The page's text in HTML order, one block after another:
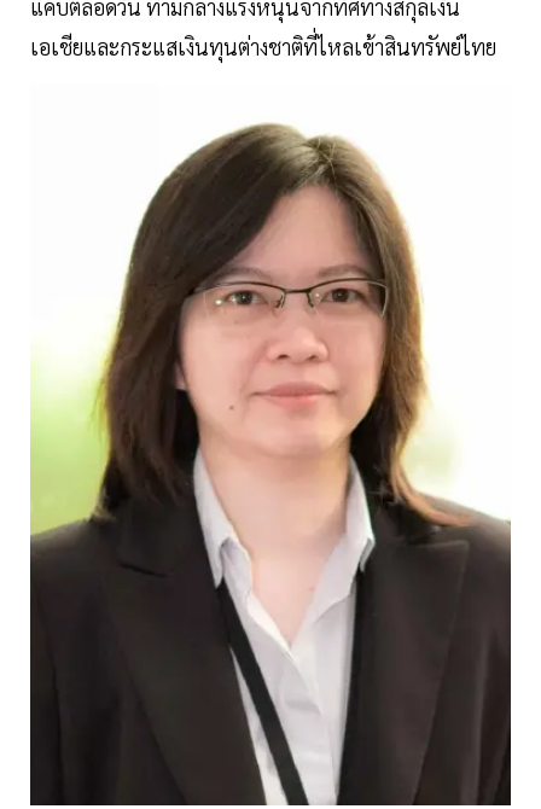
แคบตลอดวัน ท่ามกลางแรงหนุนจากทิศทางสกุลเงิน
เอเชียและกระแสเงินทุนต่างชาติที่ไหลเข้าสินทรัพย์ไทย